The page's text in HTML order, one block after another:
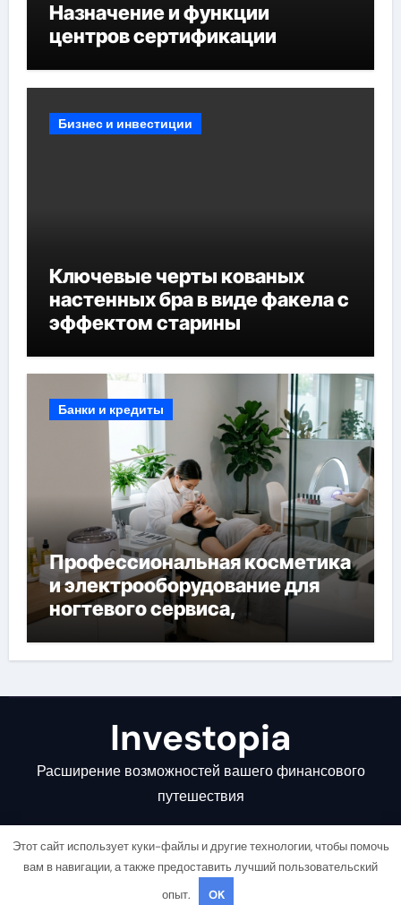
Назначение и функции
центров сертификации
Бизнес и инвестиции
Ключевые черты кованых
настенных бра в виде факела с
эффектом старины
Банки и кредиты
Профессиональная косметика
и электрооборудование для
ногтевого сервиса,
наращивания ресниц и
депиляции
Investopia
Расширение возможностей вашего финансового
путешествия
Copyright © All rights reserved |
Этот сайт использует куки-файлы и другие технологии, чтобы помочь
вам в навигации, а также предоставить лучший пользовательский
опыт.
OK